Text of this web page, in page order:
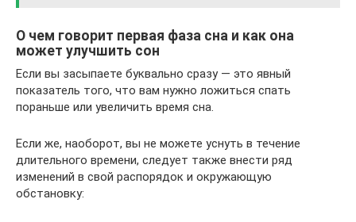
О чем говорит первая фаза сна и как она
может улучшить сон
Если вы засыпаете буквально сразу — это явный
показатель того, что вам нужно ложиться спать
пораньше или увеличить время сна.
Если же, наоборот, вы не можете уснуть в течение
длительного времени, следует также внести ряд
изменений в свой распорядок и окружающую
обстановку: